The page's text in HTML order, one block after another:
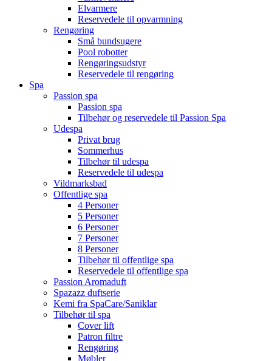
Elvarmere
Reservedele til opvarmning
Rengøring
Små bundsugere
Pool robotter
Rengøringsudstyr
Reservedele til rengøring
Spa
Passion spa
Passion spa
Tilbehør og reservedele til Passion Spa
Udespa
Privat brug
Sommerhus
Tilbehør til udespa
Reservedele til udespa
Vildmarksbad
Offentlige spa
4 Personer
5 Personer
6 Personer
7 Personer
8 Personer
Tilbehør til offentlige spa
Reservedele til offentlige spa
Passion Aromaduft
Spazazz duftserie
Kemi fra SpaCare/Saniklar
Tilbehør til spa
Cover lift
Patron filtre
Rengøring
Møbler